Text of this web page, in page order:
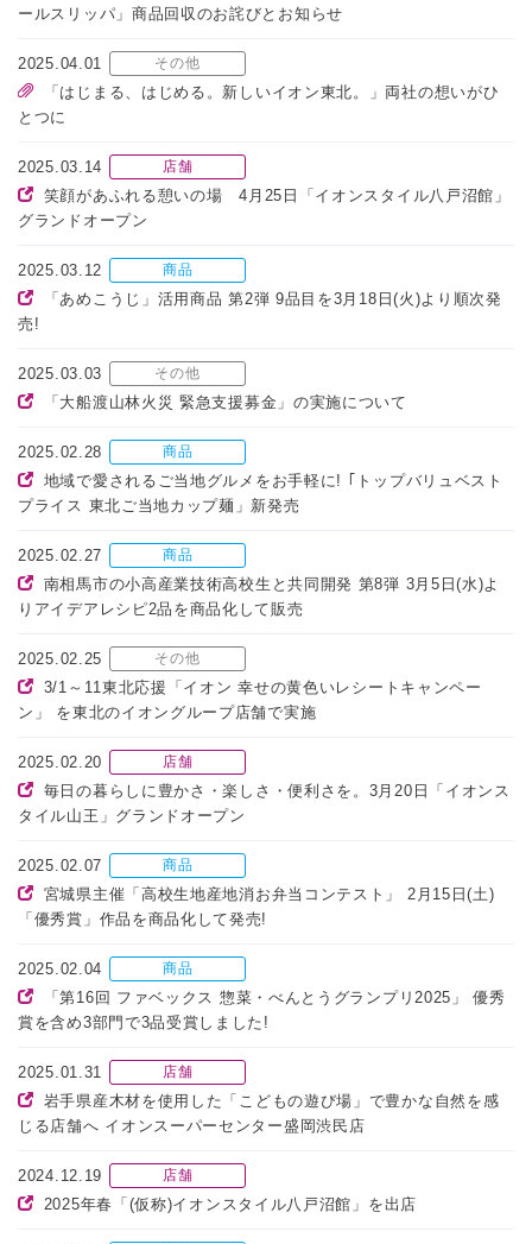
ールスリッパ」商品回収のお詫びとお知らせ
2025.04.01 その他
「はじまる、はじめる。新しいイオン東北。」両社の想いがひ
とつに
2025.03.14 店舗
笑顔があふれる憩いの場 4月25日「イオンスタイル八戸沼館」
グランドオープン
2025.03.12 商品
「あめこうじ」活用商品 第2弾 9品目を3月18日(火)より順次発
売!
2025.03.03 その他
「大船渡山林火災 緊急支援募金」の実施について
2025.02.28 商品
地域で愛されるご当地グルメをお手軽に! ｢トップバリュベスト
プライス 東北ご当地カップ麺」新発売
2025.02.27 商品
南相馬市の小高産業技術高校生と共同開発 第8弾 3月5日(水)よ
りアイデアレシピ2品を商品化して販売
2025.02.25 その他
3/1～11東北応援「イオン 幸せの黄色いレシートキャンペー
ン」 を東北のイオングループ店舗で実施
2025.02.20 店舗
毎日の暮らしに豊かさ・楽しさ・便利さを。3月20日「イオンス
タイル山王」グランドオープン
2025.02.07 商品
宮城県主催「高校生地産地消お弁当コンテスト」 2月15日(土)
「優秀賞」作品を商品化して発売!
2025.02.04 商品
「第16回 ファベックス 惣菜・べんとうグランプリ2025」 優秀
賞を含め3部門で3品受賞しました!
2025.01.31 店舗
岩手県産木材を使用した「こどもの遊び場」で豊かな自然を感
じる店舗へ イオンスーパーセンター盛岡渋民店
2024.12.19 店舗
2025年春「(仮称)イオンスタイル八戸沼館」を出店